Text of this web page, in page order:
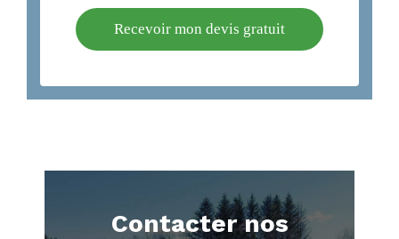
Recevoir mon devis gratuit
Contacter nos